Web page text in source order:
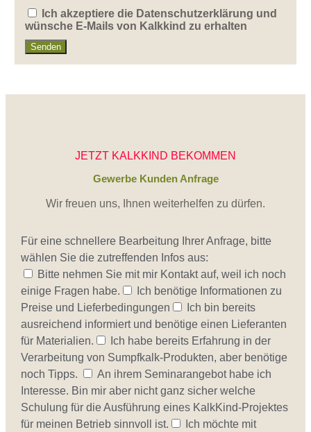
Ich akzeptiere die Datenschutzerklärung und
wünsche E-Mails von Kalkkind zu erhalten
Senden
JETZT KALKKIND BEKOMMEN
Gewerbe Kunden Anfrage
Wir freuen uns, Ihnen weiterhelfen zu dürfen.
Für eine schnellere Bearbeitung Ihrer Anfrage, bitte
wählen Sie die zutreffenden Infos aus:
Bitte nehmen Sie mit mir Kontakt auf, weil ich noch
einige Fragen habe.
Ich benötige Informationen zu
Preise und Lieferbedingungen
Ich bin bereits
ausreichend informiert und benötige einen Lieferanten
für Materialien.
Ich habe bereits Erfahrung in der
Verarbeitung von Sumpfkalk-Produkten, aber benötige
noch Tipps.
An ihrem Seminarangebot habe ich
Interesse. Bin mir aber nicht ganz sicher welche
Schulung für die Ausführung eines KalkKind-Projektes
für meinen Betrieb sinnvoll ist.
Ich möchte mit